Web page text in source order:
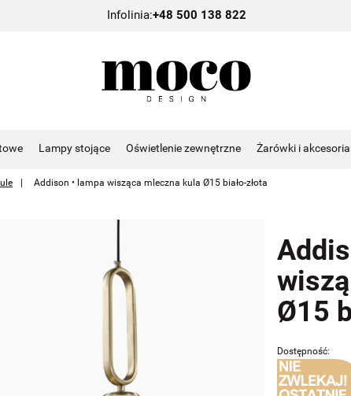
Infolinia:+48 500 138 822
Lampy stojące Oświetlenie zewnętrzne Żarówki i akcesoria
Addison • lampa wisząca mleczna kula Ø15 biało-złota
Ø15
Dostępność: